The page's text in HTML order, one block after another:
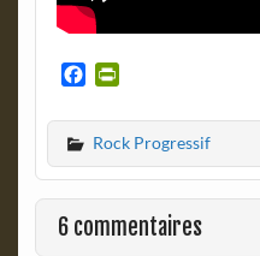
c
e
b
o
o
k
i
n
t
F
r
i
Rock Progressif
6 commentaires